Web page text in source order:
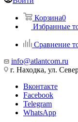
Корзина0
Избранные
Сравнение
info@atlantcom.ru
г. Находка, ул.
Вконтакте
Facebook
Telegram
WhatsApp